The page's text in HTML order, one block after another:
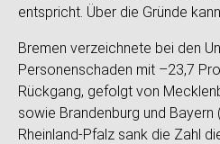
entspricht. Über die Gründe
Bremen verzeichnete bei den
Personenschaden mit –23,7
Rückgang, gefolgt von
sowie Brandenburg und Bayern
Rheinland-Pfalz sank die Zahl